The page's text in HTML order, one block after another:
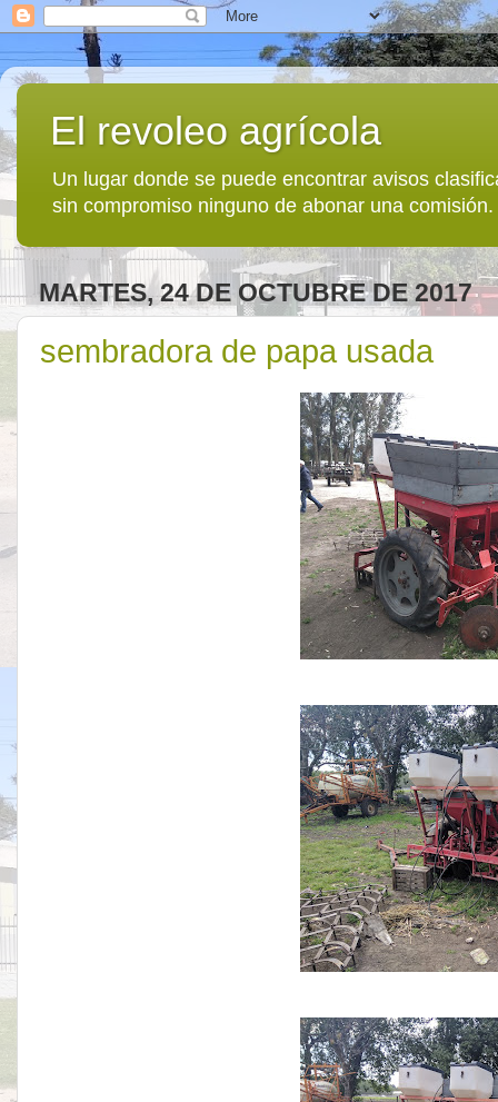
El revoleo agrícola
Un lugar donde se puede encontrar avisos
sin compromiso ninguno de abonar una comisión.
MARTES, 24 DE OCTUBRE DE 2017
sembradora de papa usada